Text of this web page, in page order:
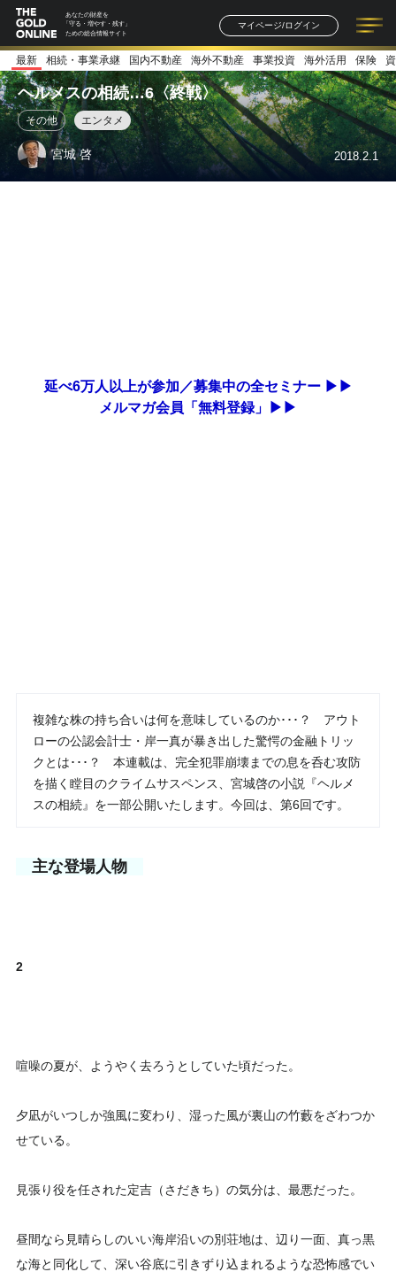
あなたの財産を
「守る・増やす・残す」
ための総合情報サイト
マイページ/ログイン
記事一覧 連載一覧
著者一覧 書籍一覧
最新 相続・事業承継 国内不動産 海外不動産 事業投資 海外活用 保険
ヘルメスの相続…6〈終戦〉
その他 エンタメ
宮城 啓 2018.2.1
延べ6万人以上が参加／募集中の全セミナー ▶▶
メルマガ会員「無料登録」▶▶
複雑な株の持ち合いは何を意味しているのか･･･？ アウト
ローの公認会計士・岸一真が暴き出した驚愕の金融トリッ
クとは･･･？ 本連載は、完全犯罪崩壊までの息を呑む攻防
を描く瞠目のクライムサスペンス、宮城啓の小説『ヘルメ
スの相続』を一部公開いたします。今回は、第6回です。
主な登場人物
2
喧噪の夏が、ようやく去ろうとしていた頃だった。
夕凪がいつしか強風に変わり、湿った風が裏山の竹藪をざわつか
せている。
見張り役を任された定吉（さだきち）の気分は、最悪だった。
昼間なら見晴らしのいい海岸沿いの別荘地は、辺り一面、真っ黒
な海と同化して、深い谷底に引きずり込まれるような恐怖感でい